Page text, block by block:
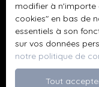
Pour en
données
politique de
modifier à n'importe
cookies″ en bas de
essentiels à son
sur vos données
notre politique de
Tout